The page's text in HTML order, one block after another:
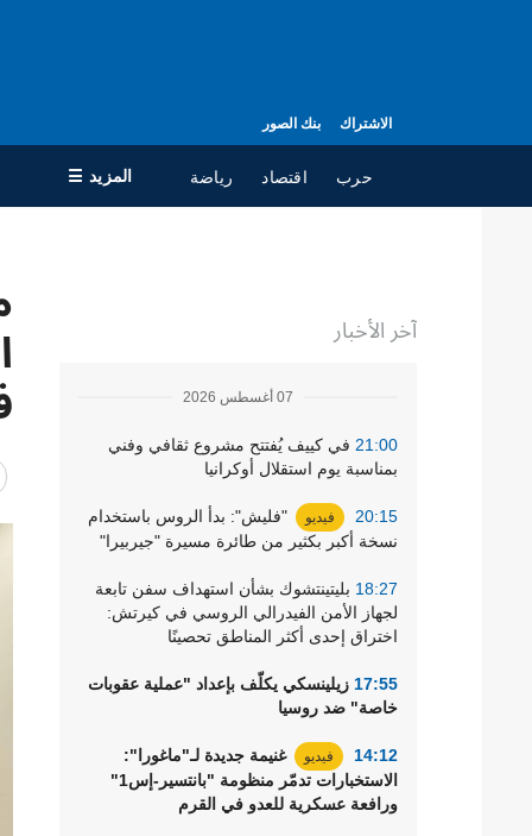
الاشتراك بنك الصور
حرب اقتصاد رياضة
المزيد ☰
حرب
تعافي أوكرانيا
مجتمع
الدفاع
رياضة
آخر الأخبار
07 أغسطس 2026
21:00 في كييف يُفتتح مشروع ثقافي وفني
بمناسبة يوم استقلال أوكرانيا
20:15 فيديو
"فليش": بدأ الروس باستخدام
نسخة أكبر بكثير من طائرة مسيرة "جيربيرا"
18:27 بليتينتشوك بشأن استهداف سفن تابعة
لجهاز الأمن الفيدرالي الروسي في كيرتش:
اختراق إحدى أكثر المناطق تحصينًا
17:55 زيلينسكي يكلّف بإعداد "عملية عقوبات
خاصة" ضد روسيا
14:12 فيديو
غنيمة جديدة لـ"ماغورا":
الاستخبارات تدمّر منظومة "بانتسير-إس1"
ورافعة عسكرية للعدو في القرم